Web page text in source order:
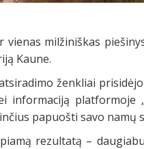
milžiniškas
Kaune.
ženkliai
platformoje
papuošti savo namų
rezultatą –